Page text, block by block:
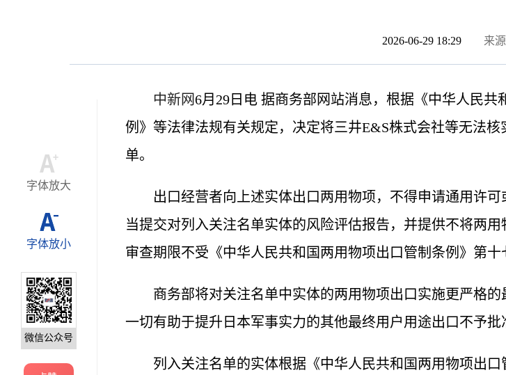
2026-06-29 18:29 来源
字体放大
字体放小
微信公众号
中新网6月29日电 据商务部网站消息，根据《中华人民
例》等法律法规有关规定，决定将三井E&S株式会社等无法
单。
出口经营者向上述实体出口两用物项，不得申请通用许
当提交对列入关注名单实体的风险评估报告，并提供不将两
审查期限不受《中华人民共和国两用物项出口管制条例》第十
商务部将对关注名单中实体的两用物项出口实施更严格
一切有助于提升日本军事实力的其他最终用户用途出口不予批
列入关注名单的实体根据《中华人民共和国两用物项出